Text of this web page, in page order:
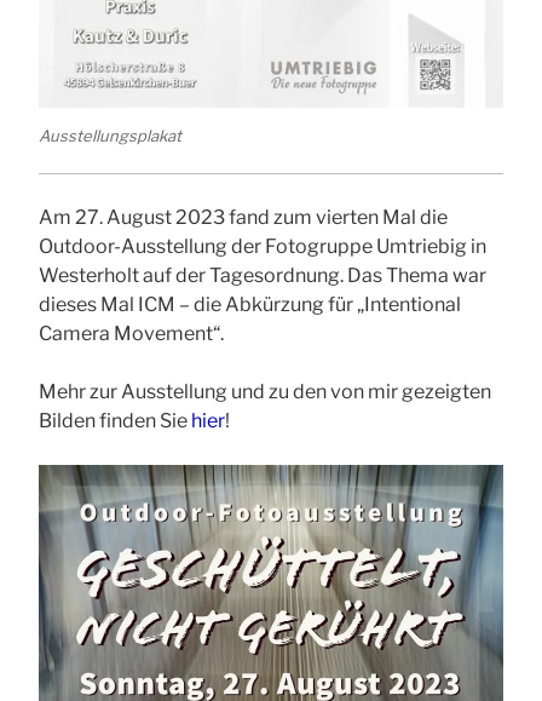
Ausstellungsplakat
Am 27. August 2023 fand zum vierten Mal die
Outdoor-Ausstellung der Fotogruppe Umtriebig in
Westerholt auf der Tagesordnung. Das Thema war
dieses Mal ICM – die Abkürzung für „Intentional
Camera Movement“.
Mehr zur Ausstellung und zu den von mir gezeigten
Bilden finden Sie hier!